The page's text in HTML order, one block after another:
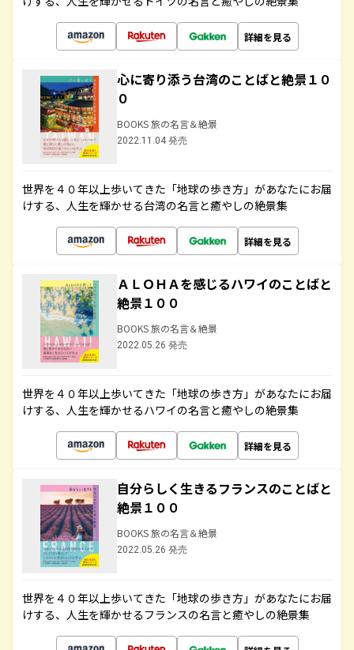
詳細を見る
心に寄り添う台湾のことばと絶景１０
０
BOOKS 旅の名言＆絶景
2022.11.04 発売
世界を４０年以上歩いてきた「地球の歩き方」があなたにお届
けする、人生を輝かせる台湾の名言と癒やしの絶景集
詳細を見る
ＡＬＯＨＡを感じるハワイのことばと
絶景１００
BOOKS 旅の名言＆絶景
2022.05.26 発売
世界を４０年以上歩いてきた「地球の歩き方」があなたにお届
けする、人生を輝かせるハワイの名言と癒やしの絶景集
詳細を見る
自分らしく生きるフランスのことばと
絶景１００
BOOKS 旅の名言＆絶景
2022.05.26 発売
世界を４０年以上歩いてきた「地球の歩き方」があなたにお届
けする、人生を輝かせるフランスの名言と癒やしの絶景集